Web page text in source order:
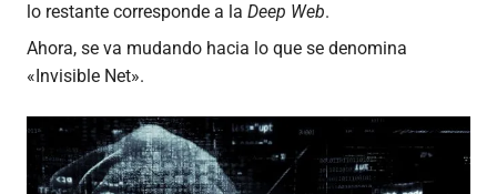
lo restante corresponde a la Deep Web.
Ahora, se va mudando hacia lo que se denomina
«Invisible Net».